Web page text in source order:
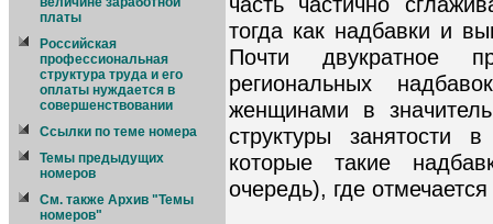
платы
Российская
профессиональная
структура труда и его
оплаты нуждается в
совершенствовании
Ссылки по теме номера
Темы предыдущих
номеров
См. также Архив "Темы
номеров"
тогда как надбавки и
Почти двукратное
региональных
женщинами в
структуры занятости
которые такие
очередь), где